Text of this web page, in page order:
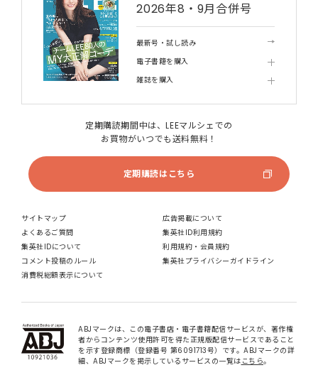
2026年8・9月合併号
最新号・試し読み
電子書籍を購入
雑誌を購入
定期購読期間中は、LEEマルシェでの
お買物がいつでも送料無料！
定期購読はこちら
サイトマップ
広告掲載について
よくあるご質問
集英社ID利用規約
集英社IDについて
利用規約・会員規約
コメント投稿のルール
集英社プライバシーガイドライン
消費税総額表示について
ABJマークは、この電子書店・電子書籍配信サービスが、著作権
者からコンテンツ使用許可を得た正規版配信サービスであること
を示す登録商標（登録番号 第6091713号）です。ABJマークの詳
細、ABJマークを掲示しているサービスの一覧は こちら。